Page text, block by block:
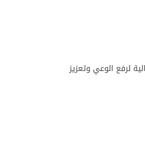
لرفع الوعي وتعزيز